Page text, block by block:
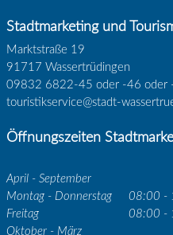
Stadtmarketing und
Marktstraße 19
91717 Wassertrüdingen
09832 6822-45 oder -46 oder
touristikservice@stadt-
Öffnungszeiten
April - September
Montag - Donnerstag
08:00 -
Freitag
08:00 -
Oktober - März